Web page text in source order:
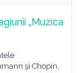
„Muzica
şi Chopin,